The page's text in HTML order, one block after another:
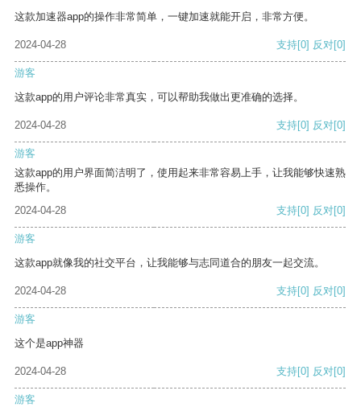
这款加速器app的操作非常简单，一键加速就能开启，非常方便。
2024-04-28 支持[0] 反对[0]
游客
这款app的用户评论非常真实，可以帮助我做出更准确的选择。
2024-04-28 支持[0] 反对[0]
游客
这款app的用户界面简洁明了，使用起来非常容易上手，让我能够快速熟
悉操作。
2024-04-28
支持[0] 反对[0]
游客
这款app就像我的社交平台，让我能够与志同道合的朋友一起交流。
2024-04-28 支持[0] 反对[0]
游客
这个是app神器
2024-04-28 支持[0] 反对[0]
游客